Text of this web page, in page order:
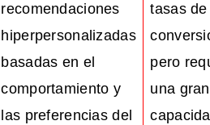
recomendaciones
hiperpersonalizadas
basadas en el
comportamiento y
las preferencias del
tasas de
pero
una gran